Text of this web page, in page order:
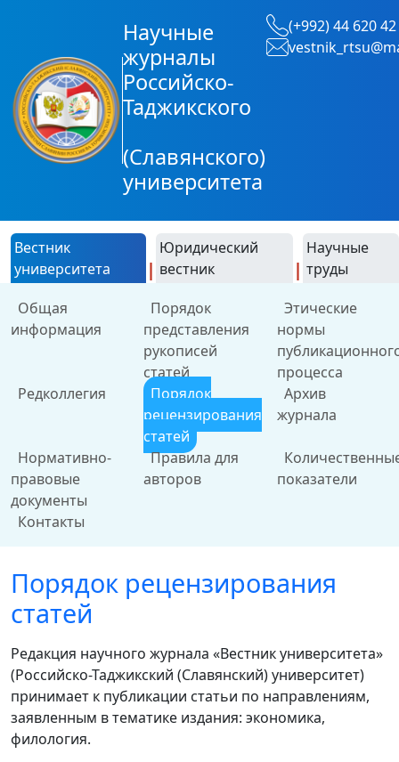
Научные
журналы
Российско-
Таджикского
(Славянского)
университета
(+992) 44 620
Вестник
университета
|
Юридический
вестник
|
Научные
труды
Общая
информация
Порядок
представления
рукописей
статей
Этические
нормы
процесса
Редколлегия
Порядок
рецензирования
статей
Архив
журнала
Нормативно-
правовые
документы
Правила для
авторов
показатели
Контакты
Порядок рецензирования
статей
Редакция научного журнала «Вестник университета»
(Российско-Таджикский (Славянский) университет)
принимает к публикации статьи по направлениям,
заявленным в тематике издания: экономика,
филология.